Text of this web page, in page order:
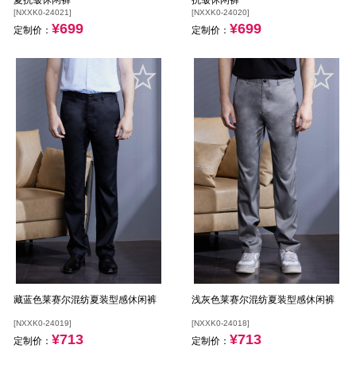
[NXXK0-24021]
定制价： ¥699
[NXXK0-24020]
定制价： ¥699
藏蓝色莱赛尔混纺夏装型感休闲裤
[NXXK0-24019]
定制价： ¥713
浅灰色莱赛尔混纺夏装型感休闲裤
[NXXK0-24018]
定制价： ¥713